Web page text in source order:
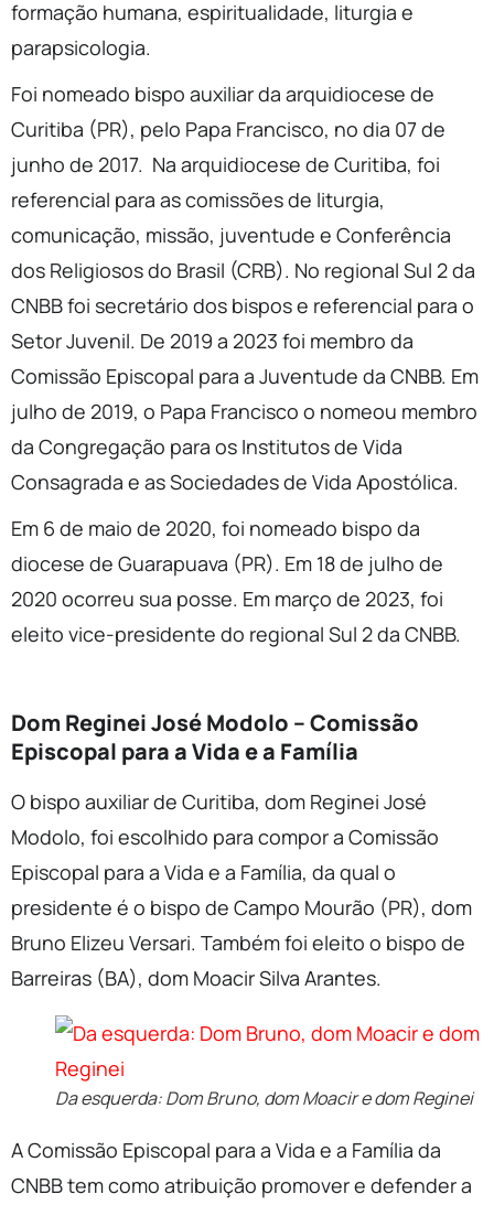
formação humana, espiritualidade, liturgia e
parapsicologia.
Foi nomeado bispo auxiliar da arquidiocese de
Curitiba (PR), pelo Papa Francisco, no dia 07 de
junho de 2017. Na arquidiocese de Curitiba, foi
referencial para as comissões de liturgia,
comunicação, missão, juventude e Conferência
dos Religiosos do Brasil (CRB). No regional Sul 2 da
CNBB foi secretário dos bispos e referencial para o
Setor Juvenil. De 2019 a 2023 foi membro da
Comissão Episcopal para a Juventude da CNBB. Em
julho de 2019, o Papa Francisco o nomeou membro
da Congregação para os Institutos de Vida
Consagrada e as Sociedades de Vida Apostólica.
Em 6 de maio de 2020, foi nomeado bispo da
diocese de Guarapuava (PR). Em 18 de julho de
2020 ocorreu sua posse. Em março de 2023, foi
eleito vice-presidente do regional Sul 2 da CNBB.
Dom Reginei José Modolo – Comissão
Episcopal para a Vida e a Família
O bispo auxiliar de Curitiba, dom Reginei José
Modolo, foi escolhido para compor a Comissão
Episcopal para a Vida e a Família, da qual o
presidente é o bispo de Campo Mourão (PR), dom
Bruno Elizeu Versari. Também foi eleito o bispo de
Barreiras (BA), dom Moacir Silva Arantes.
Da esquerda: Dom Bruno, dom Moacir e dom Reginei
A Comissão Episcopal para a Vida e a Família da
CNBB tem como atribuição promover e defender a